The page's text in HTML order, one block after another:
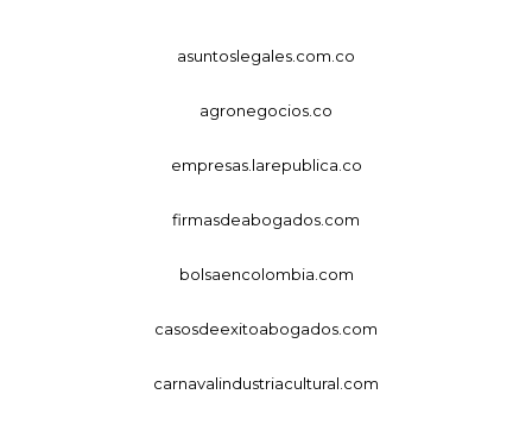
asuntoslegales.com.co
agronegocios.co
empresas.larepublica.co
firmasdeabogados.com
bolsaencolombia.com
casosdeexitoabogados.com
carnavalindustriacultural.com